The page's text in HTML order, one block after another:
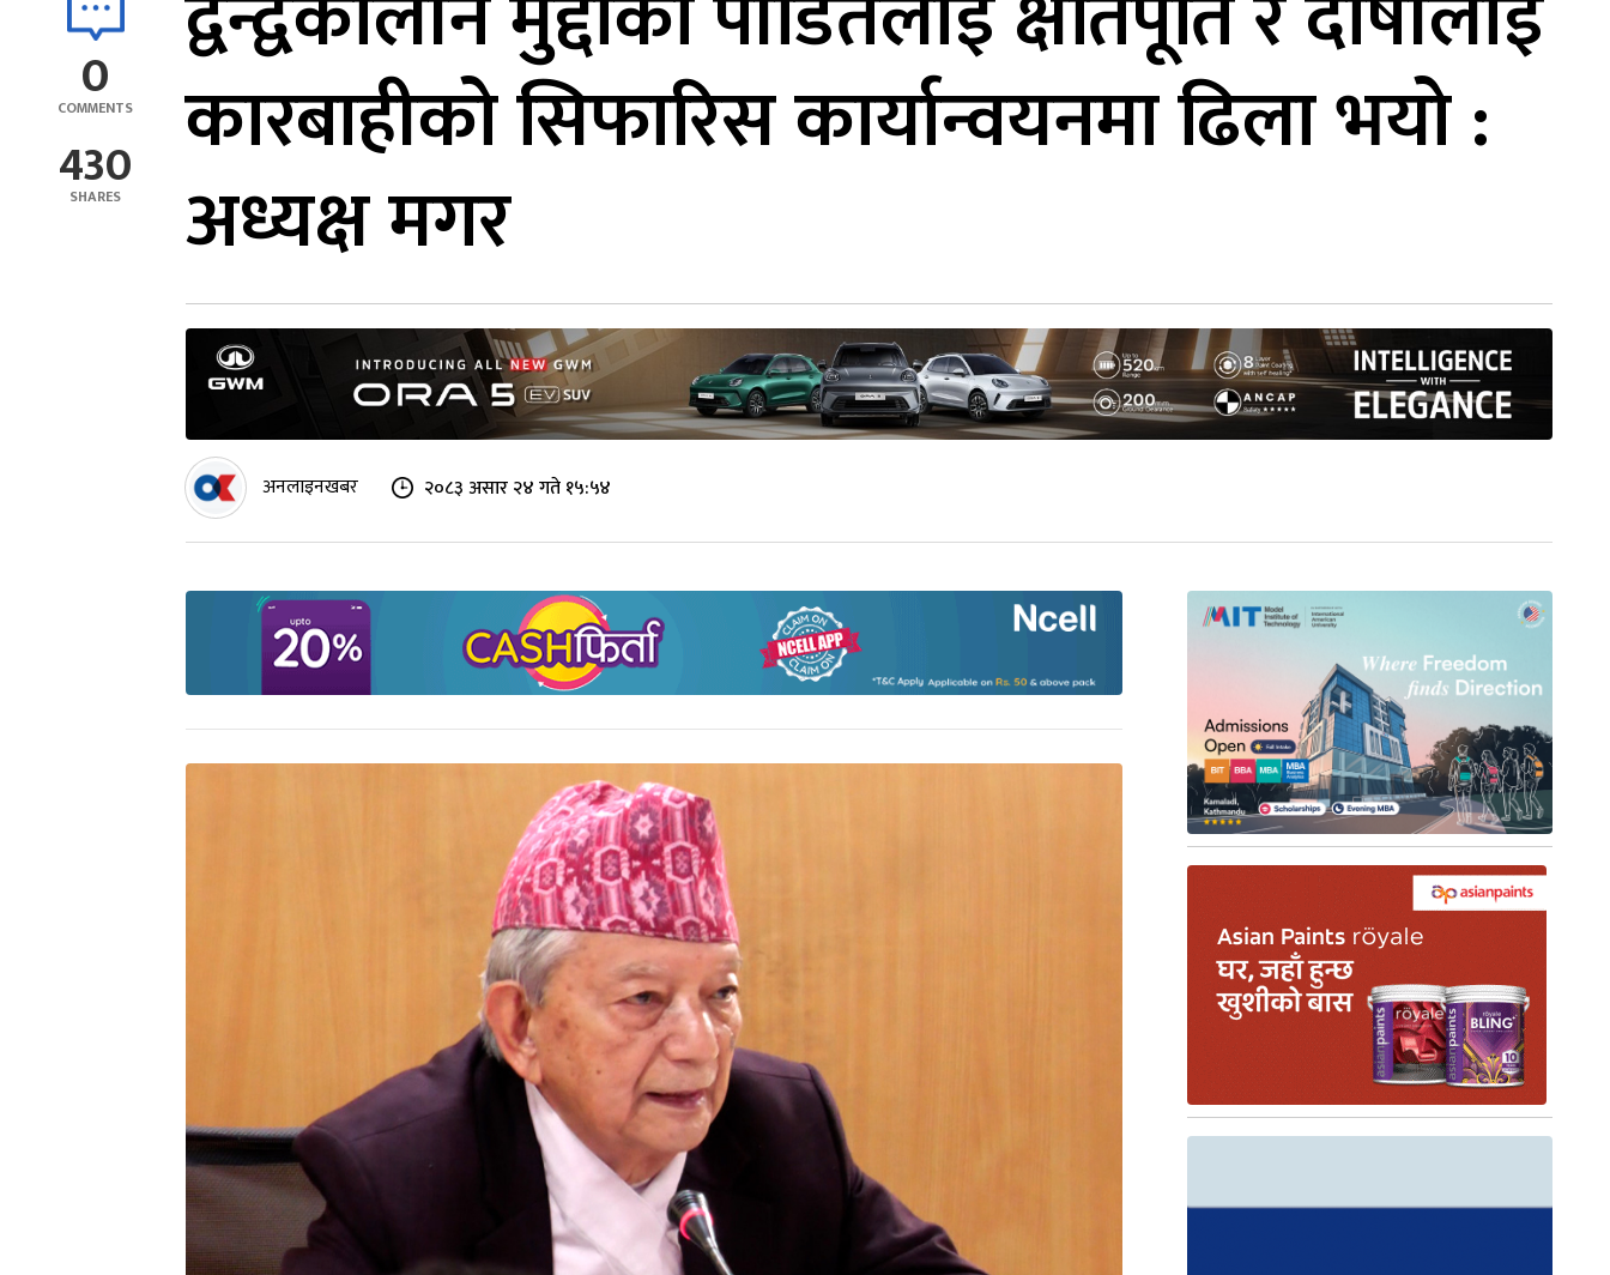
0
COMMENTS
430
SHARES
कारबाहीको सिफारिस कार्यान्वयनमा ढिला भयो :
अध्यक्ष मगर
अनलाइनखबर २०८३ असार २४ गते १५:५४